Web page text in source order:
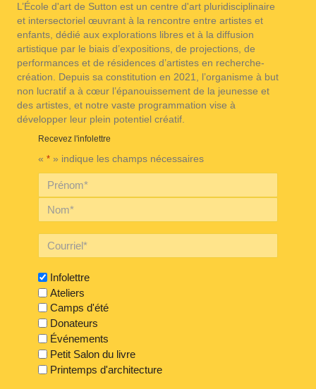
L’École d'art de Sutton est un centre d'art pluridisciplinaire
et intersectoriel œuvrant à la rencontre entre artistes et
enfants, dédié aux explorations libres et à la diffusion
artistique par le biais d’expositions, de projections, de
performances et de résidences d’artistes en recherche-
création. Depuis sa constitution en 2021, l’organisme à but
non lucratif a à cœur l’épanouissement de la jeunesse et
des artistes, et notre vaste programmation vise à
développer leur plein potentiel créatif.
Recevez l'infolettre
« * » indique les champs nécessaires
Infolettre
Ateliers
Camps d'été
Donateurs
Événements
Petit Salon du livre
Printemps d'architecture